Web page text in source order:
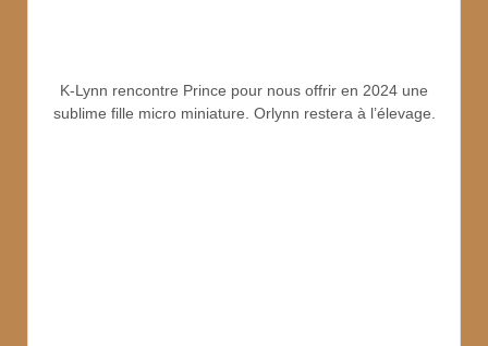
K-Lynn rencontre Prince pour nous offrir en 2024 une
sublime fille micro miniature. Orlynn restera à l’élevage.